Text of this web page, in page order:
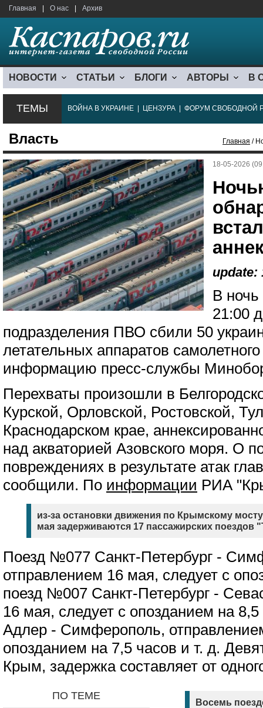
Главная О нас Архив
НОВОСТИ СТАТЬИ БЛОГИ АВТОРЫ В
ТЕМЫ ВОЙНА В УКРАИНЕ ЦЕНЗУРА ФОРУМ СВОБОДНОЙ
Власть Главная /
18-05-2026
update:
В
21:00
подразделения ПВО сбили 50
летательных аппаратов
информацию пресс-службы
Перехваты произошли в
Курской, Орловской, Ростовской,
Краснодарском крае,
над акваторией Азовского моря. О
повреждениях в результате атак
сообщили. По информации РИА
из-за остановки движения по Крымскому
мая задерживаются 17 пассажирских поездов
Поезд №077 Санкт-Петербург -
отправлением 16 мая, следует с
поезд №007 Санкт-Петербург -
16 мая, следует с опозданием на
Адлер - Симферополь,
опозданием на 7,5 часов и т. д.
Крым, задержка составляет от
ПО ТЕМЕ
Восемь